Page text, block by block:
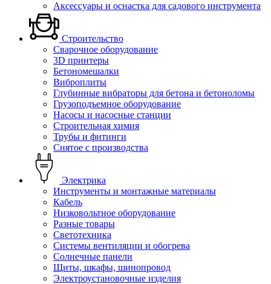
Аксессуары и оснастка для садового инструмента
Строительство
Сварочное оборудование
3D принтеры
Бетономешалки
Виброплиты
Глубинные вибраторы для бетона и бетоноломы
Грузоподъемное оборудование
Насосы и насосные станции
Строительная химия
Трубы и фитинги
Снятое с производства
Электрика
Инструменты и монтажные материалы
Кабель
Низковольтное оборудование
Разные товары
Светотехника
Системы вентиляции и обогрева
Солнечные панели
Щиты, шкафы, шинопровод
Электроустановочные изделия